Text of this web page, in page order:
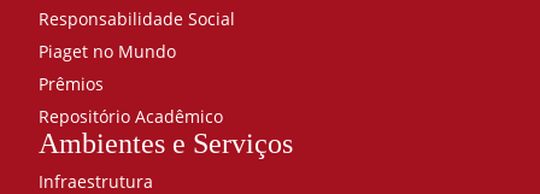
Responsabilidade Social
Piaget no Mundo
Prêmios
Repositório Acadêmico
Ambientes e Serviços
Infraestrutura